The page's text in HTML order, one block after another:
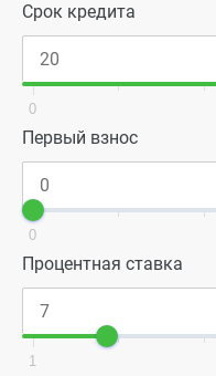
Срок кредита
0
Первый взнос
0
Процентная ставка
1